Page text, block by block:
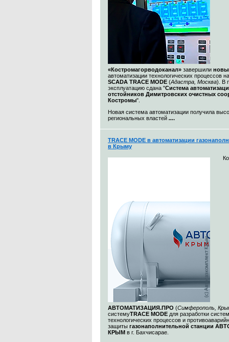
«Костромагорводоканал» завершили
автоматизации технологических процессов
SCADA TRACE MODE (Адастра, Москва). В
эксплуатацию сдана "Система
отстойников Димитровских очистных
Костромы".
Новая система автоматизации получила
региональных властей ....
TRACE MODE в автоматизации
в Крыму
АВТОМАТИЗАЦИЯ.ПРО (Симферополь,
системуTRACE MODE для разработки
технологических процессов и
защиты газонаполнительной станции
КРЫМ в г. Бахчисарае.